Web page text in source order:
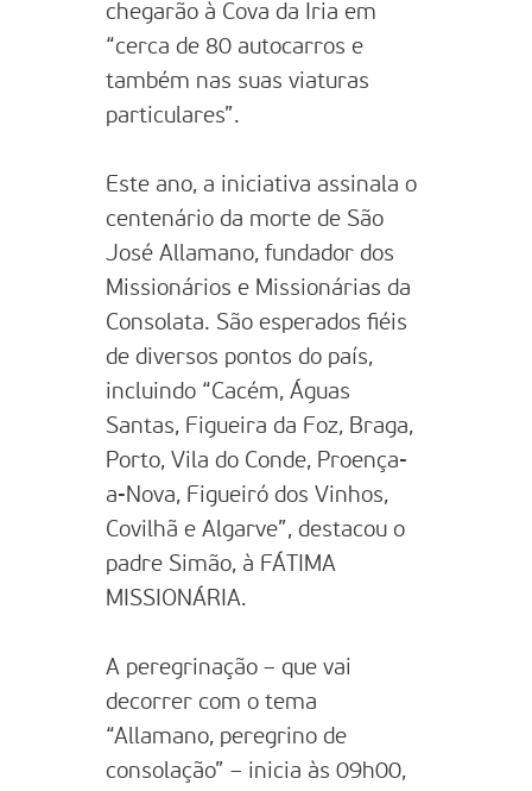
chegarão à Cova da Iria em
“cerca de 80 autocarros e
também nas suas viaturas
particulares”.
Este ano, a iniciativa assinala o
centenário da morte de São
José Allamano, fundador dos
Missionários e Missionárias da
Consolata. São esperados fiéis
de diversos pontos do país,
incluindo “Cacém, Águas
Santas, Figueira da Foz, Braga,
Porto, Vila do Conde, Proença-
a-Nova, Figueiró dos Vinhos,
Covilhã e Algarve”, destacou o
padre Simão, à FÁTIMA
MISSIONÁRIA.
A peregrinação – que vai
decorrer com o tema
“Allamano, peregrino de
consolação” – inicia às 09h00,